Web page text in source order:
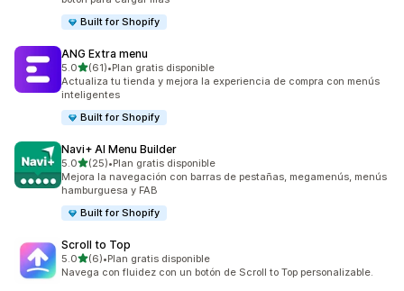
Built for Shopify
ANG Extra menu
5.0de 5 estrellas
(61)
61 reseñas en total
•Plan gratis disponible
Actualiza tu tienda y mejora la experiencia de compra con menús
inteligentes
Built for Shopify
Navi+ AI Menu Builder
5.0de 5 estrellas
(25)
25 reseñas en total
•Plan gratis disponible
Mejora la navegación con barras de pestañas, megamenús, menús
hamburguesa y FAB
Built for Shopify
Scroll to Top
5.0de 5 estrellas
(6)
6 reseñas en total
•Plan gratis disponible
Navega con fluidez con un botón de Scroll to Top personalizable.